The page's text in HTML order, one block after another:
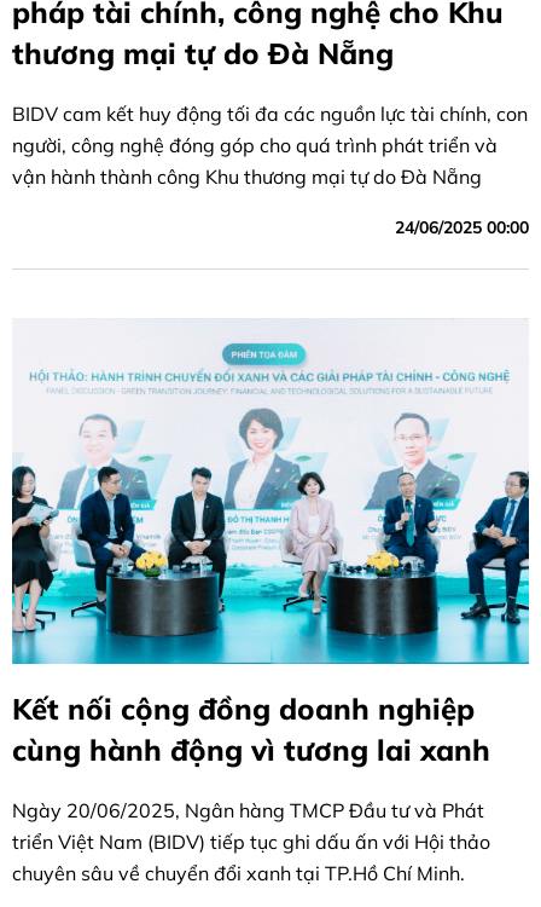
pháp tài chính, công nghệ cho Khu
thương mại tự do Đà Nẵng
BIDV cam kết huy động tối đa các nguồn lực tài chính, con
người, công nghệ đóng góp cho quá trình phát triển và
vận hành thành công Khu thương mại tự do Đà Nẵng
24/06/2025 00:00
Kết nối cộng đồng doanh nghiệp
cùng hành động vì tương lai xanh
Ngày 20/06/2025, Ngân hàng TMCP Đầu tư và Phát
triển Việt Nam (BIDV) tiếp tục ghi dấu ấn với Hội thảo
chuyên sâu về chuyển đổi xanh tại TP.Hồ Chí Minh.